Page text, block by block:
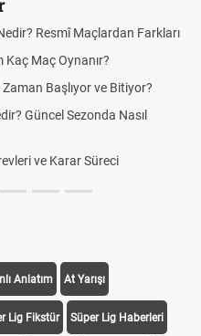
Resmî Maçlardan Farkları
Maç Oynanır?
Başlıyor ve Bitiyor?
Güncel Sezonda Nasıl
ve Karar Süreci
Anlatım At Yarışı
Lig Fikstür Süper Lig Haberleri